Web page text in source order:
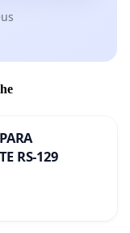
RS-129